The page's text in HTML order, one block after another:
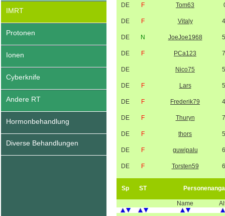
IMRT
Protonen
Ionen
Cyberknife
Andere RT
Hormonbehandlung
Diverse Behandlungen
DE F Tom63
DE F Vitaly
DE N JoeJoe1968
DE F PCa123
DE Nico75
DE F Lars
DE F Frederik79
DE F Thuryn
DE F thors
DE F guwipalu
DE F Torsten59
Sp ST
Name